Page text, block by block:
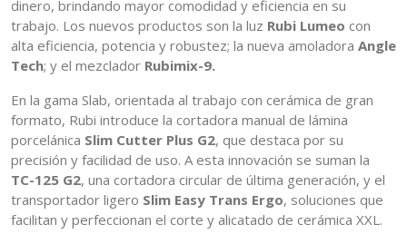
dinero, brindando mayor comodidad y eficiencia en su
trabajo. Los nuevos productos son la luz Rubi Lumeo con
alta eficiencia, potencia y robustez; la nueva amoladora Angle
Tech; y el mezclador Rubimix-9.
En la gama Slab, orientada al trabajo con cerámica de gran
formato, Rubi introduce la cortadora manual de lámina
porcelánica Slim Cutter Plus G2, que destaca por su
precisión y facilidad de uso. A esta innovación se suman la
TC-125 G2, una cortadora circular de última generación, y el
transportador ligero Slim Easy Trans Ergo, soluciones que
facilitan y perfeccionan el corte y alicatado de cerámica XXL.